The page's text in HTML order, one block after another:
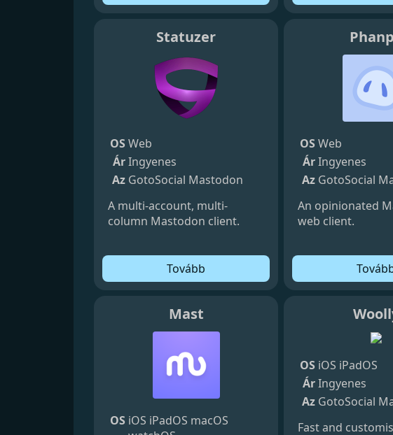
Statuzer
OS Web
Ár Ingyenes
Az GotoSocial Mastodon
A multi-account, multi-
column Mastodon client.
Tovább
OS Web
ÁrIngyenes
Az GotoSocial
An opinionated
web client.
Mast
OS iOS iPadOS macOS
OS iOS iPadOS
ÁrIngyenes
Az GotoSocial
Fast and